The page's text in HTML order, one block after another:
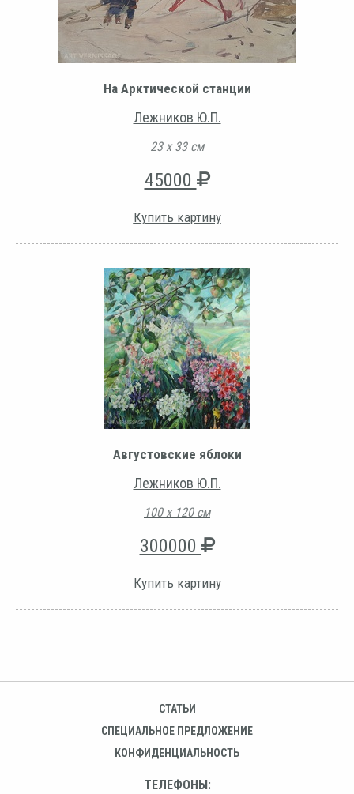
На Арктической станции
Лежников Ю.П.
23 х 33 см
45000
Купить картину
Августовские яблоки
Лежников Ю.П.
100 х 120 см
300000
Купить картину
СТАТЬИ
СПЕЦИАЛЬНОЕ ПРЕДЛОЖЕНИЕ
КОНФИДЕНЦИАЛЬНОСТЬ
ТЕЛЕФОНЫ: